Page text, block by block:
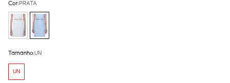
Cor:PRATA
Tamanho:UN
UN